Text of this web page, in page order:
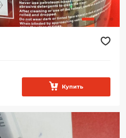
Купить